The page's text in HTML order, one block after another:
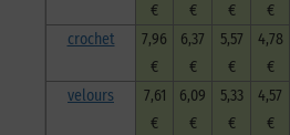
€
€
€
€
crochet
7,96
€
6,37
€
5,57
€
4,78
€
velours
7,61
€
6,09
€
5,33
€
4,57
€